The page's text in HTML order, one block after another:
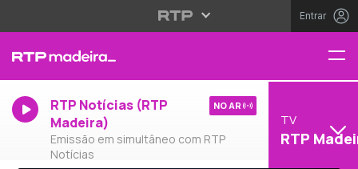
Entrar
RTP Notícias (RTP
Madeira)
Emissão em simultâneo com RTP
Notícias
NO AR
TV
RTP